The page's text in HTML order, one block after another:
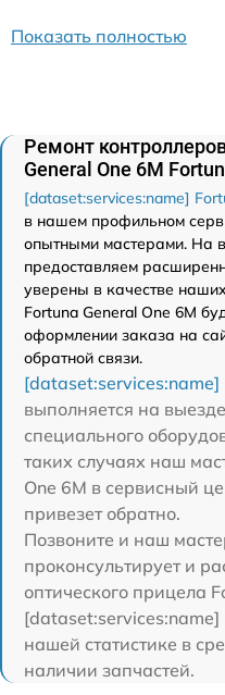
Показать полностью
Ремонт
General One 6M
[dataset:services:name]
в нашем профильном
опытными мастерами. На
предоставляем
уверены в качестве
Fortuna General One 6M
оформлении заказа на
обратной связи.
[dataset:services:name]
выполняется на
специального
таких случаях наш
One 6M в сервисный
привезет обратно.
Позвоните и наш
проконсультирует и
оптического прицела
[dataset:services:name]
нашей статистике в
наличии запчастей.